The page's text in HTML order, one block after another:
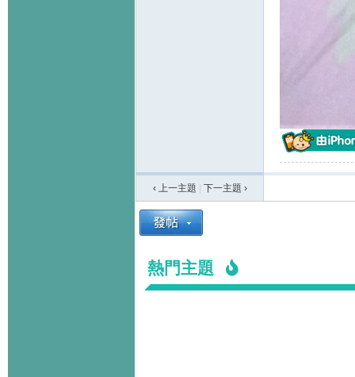
‹ 上一主題 下一主題 ›
熱門主題